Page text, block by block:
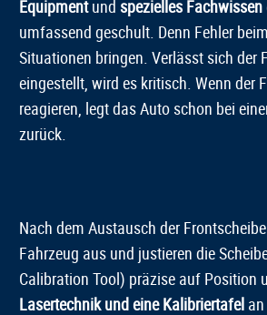
Equipmentund spezielles Fachwissen
umfassend geschult. Denn Fehler
Situationen bringen. Verlässt sich der
eingestellt, wird es kritisch. Wenn der
reagieren, legt das Auto schon bei
zurück.
Nach dem Austausch der
Fahrzeug aus und justieren die
Calibration Tool) präzise auf Position
Lasertechnik und eine Kalibriertafelan